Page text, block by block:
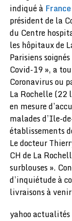
indiqué à
président de la
du Centre
les hôpitaux de
Parisiens
Covid-19 », a
Coronavirus ou
La Rochelle
en mesure
malades d’Ile-
établissements
Le docteur
CH de La
surblouses ».
d’inquiétude à
livraisons à
yahoo actualités